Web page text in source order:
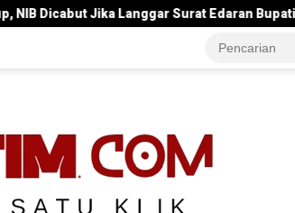
Langgar Surat Edaran Bupati